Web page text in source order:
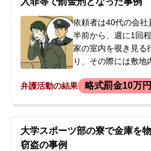
初は当番弁護士が対
害者から面会を拒否
難航している状況で
生で就職活動を控え
くことを何としても
した。
依頼者は40代の会
半前から、週に1回
家の室内を覗き見る
り、その際には敷地
開始し、映像等から
た。依頼者は、覗き
事実を認め、捜査協
弁護活動の結果 略式罰金10万円
大学スポーツ部の寮で金庫を
窃盗の事例